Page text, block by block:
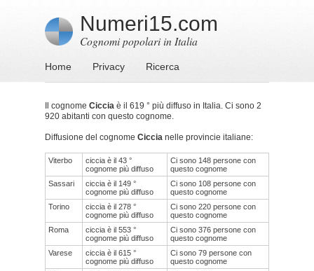
Numeri15.com
Cognomi popolari in Italia
Home Privacy Ricerca
Il cognome Ciccia è il 619 ° più diffuso in Italia. Ci sono 2
920 abitanti con questo cognome.
Diffusione del cognome Ciccia nelle provincie italiane:
Viterbo
ciccia è il 43 °
cognome più diffuso
Ci sono 148 persone con
questo cognome
Sassari
ciccia è il 149 °
cognome più diffuso
Ci sono 108 persone con
questo cognome
Torino
ciccia è il 278 °
cognome più diffuso
Ci sono 220 persone con
questo cognome
Roma
ciccia è il 553 °
cognome più diffuso
Ci sono 376 persone con
questo cognome
Varese
ciccia è il 615 °
cognome più diffuso
Ci sono 79 persone con
questo cognome